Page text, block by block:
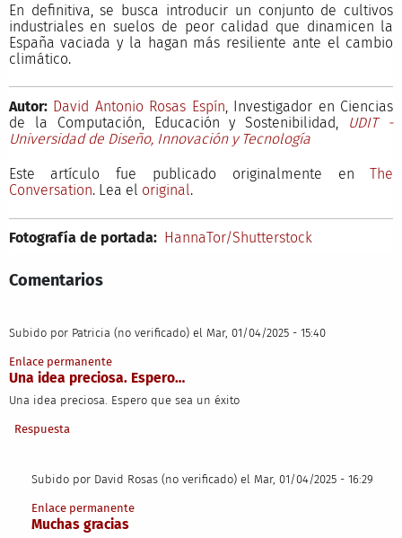
En definitiva, se busca introducir un conjunto de cultivos
industriales en suelos de peor calidad que dinamicen la
España vaciada y la hagan más resiliente ante el cambio
climático.
Autor: David Antonio Rosas Espín, Investigador en Ciencias
de la Computación, Educación y Sostenibilidad, UDIT -
Universidad de Diseño, Innovación y Tecnología
Este artículo fue publicado originalmente enThe
Conversation. Lea el original.
Fotografía de portada: HannaTor/Shutterstock
Comentarios
Subido por Patricia (no verificado) el Mar, 01/04/2025 - 15:40
Enlace permanente
Una idea preciosa. Espero…
Una idea preciosa. Espero que sea un éxito
Respuesta
Subido por David Rosas (no verificado) el Mar, 01/04/2025 - 16:29
En respuesta aUna idea preciosa. Espero…
Enlace permanente
Muchas gracias